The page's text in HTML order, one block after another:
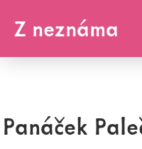
Z neznáma
Panáček